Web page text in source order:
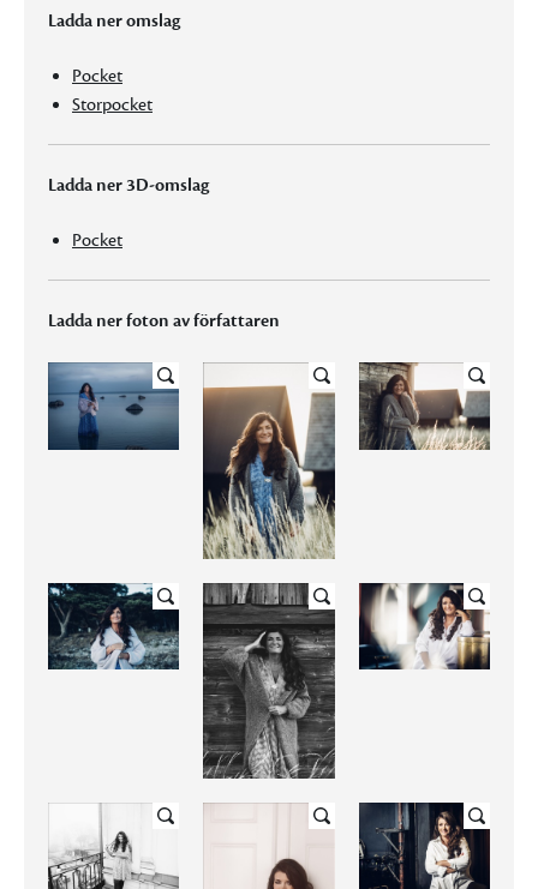
Ladda ner omslag
Pocket
Storpocket
Ladda ner 3D-omslag
Pocket
Ladda ner foton av författaren